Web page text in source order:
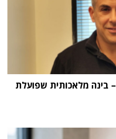
"העתיד הוא Physical AI – בינה מלאכותית שפועלת